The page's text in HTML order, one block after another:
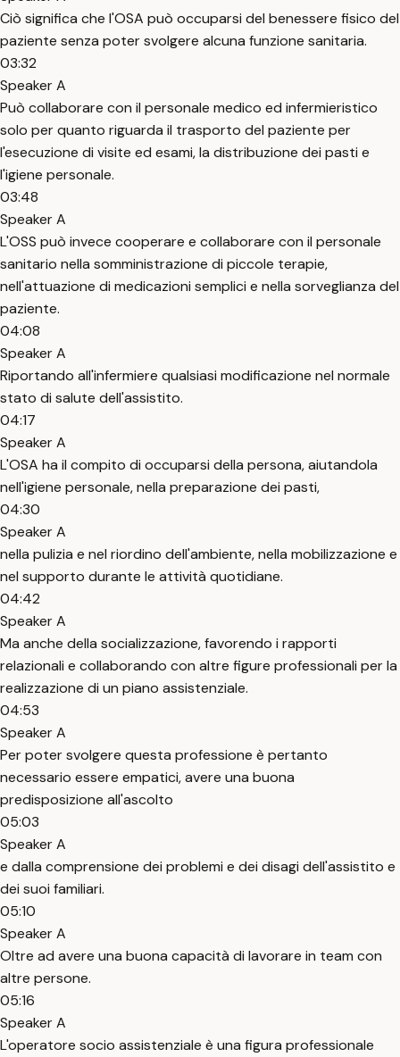
Ciò significa che l'OSA può occuparsi del benessere fisico del
paziente senza poter svolgere alcuna funzione sanitaria.
03:32
Speaker A
Può collaborare con il personale medico ed infermieristico
solo per quanto riguarda il trasporto del paziente per
l'esecuzione di visite ed esami, la distribuzione dei pasti e
l'igiene personale.
03:48
Speaker A
L'OSS può invece cooperare e collaborare con il personale
sanitario nella somministrazione di piccole terapie,
nell'attuazione di medicazioni semplici e nella sorveglianza del
paziente.
04:08
Speaker A
Riportando all'infermiere qualsiasi modificazione nel normale
stato di salute dell'assistito.
04:17
Speaker A
L'OSA ha il compito di occuparsi della persona, aiutandola
nell'igiene personale, nella preparazione dei pasti,
04:30
Speaker A
nella pulizia e nel riordino dell'ambiente, nella mobilizzazione e
nel supporto durante le attività quotidiane.
04:42
Speaker A
Ma anche della socializzazione, favorendo i rapporti
relazionali e collaborando con altre figure professionali per la
realizzazione di un piano assistenziale.
04:53
Speaker A
Per poter svolgere questa professione è pertanto
necessario essere empatici, avere una buona
predisposizione all'ascolto
05:03
Speaker A
e dalla comprensione dei problemi e dei disagi dell'assistito e
dei suoi familiari.
05:10
Speaker A
Oltre ad avere una buona capacità di lavorare in team con
altre persone.
05:16
Speaker A
L'operatore socio assistenziale è una figura professionale